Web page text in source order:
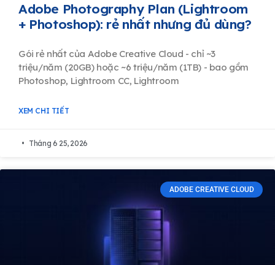
Adobe Photography Plan (Lightroom
+ Photoshop): rẻ nhất nhưng đủ dùng?
Gói rẻ nhất của Adobe Creative Cloud - chỉ ~3
triệu/năm (20GB) hoặc ~6 triệu/năm (1TB) - bao gồm
Photoshop, Lightroom CC, Lightroom
XEM CHI TIẾT
Tháng 6 25, 2026
ADOBE CREATIVE CLOUD